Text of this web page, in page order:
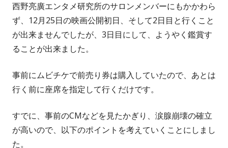
西野亮廣エンタメ研究所のサロンメンバーにもかかわら
ず、12月25日の映画公開初日、そして2日目と行くこと
が出来ませんでしたが、3日目にして、ようやく鑑賞す
ることが出来ました。
事前にムビチケで前売り券は購入していたので、あとは
行く前に座席を指定して行くだけです。
すでに、事前のCMなどを見たかぎり、涙腺崩壊の確立
が高いので、以下のポイントを考えていくことにしまし
た。